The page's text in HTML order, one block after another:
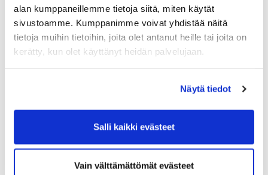
alan kumppaneillemme tietoja siitä, miten käytät
sivustoamme. Kumppanimme voivat yhdistää näitä
tietoja muihin tietoihin, joita olet antanut heille tai joita on
kerätty, kun olet käyttänyt heidän palvelujaan.
Näytä tiedot
Salli kaikki evästeet
Vain välttämättömät evästeet
06.08.
Kummikierros 9r
06.08.
IKH Milwaukee Open